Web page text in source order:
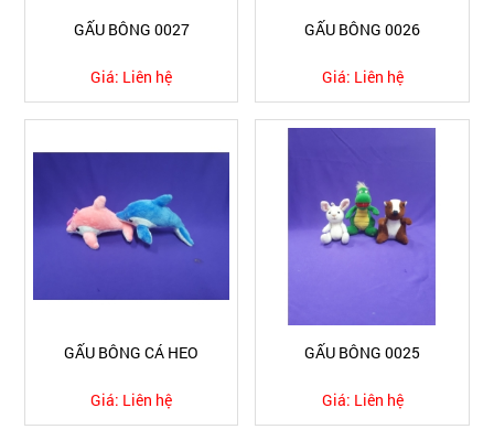
GẤU BÔNG 0027
Giá: Liên hệ
GẤU BÔNG 0026
Giá: Liên hệ
GẤU BÔNG CÁ HEO
Giá: Liên hệ
GẤU BÔNG 0025
Giá: Liên hệ